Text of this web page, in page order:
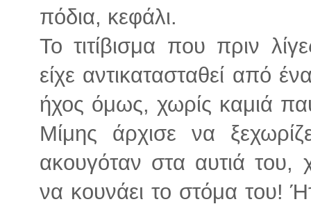
πόδια, κεφάλι.
Το τιτίβισμα που πριν
είχε αντικατασταθεί από
ήχος όμως, χωρίς καμιά
Μίμης άρχισε να
ακουγόταν στα αυτιά
να κουνάει το στόμα του!